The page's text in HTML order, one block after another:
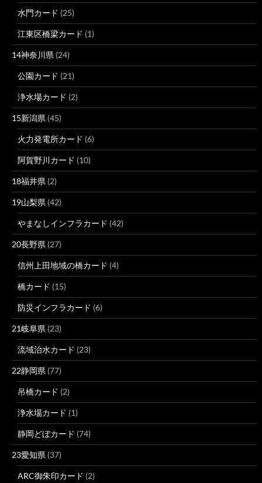
水門カード (25)
江東区橋梁カード (1)
14神奈川県 (24)
公園カード (21)
浄水場カード (2)
15新潟県 (45)
火力発電所カード (6)
阿賀野川カード (10)
18福井県 (2)
19山梨県 (42)
やまなしインフラカード (42)
20長野県 (27)
信州上田地域の橋カード (4)
橋カード (15)
防災インフラカード (6)
21岐阜県 (23)
流域治水カード (23)
22静岡県 (77)
吊橋カード (2)
浄水場カード (1)
静岡どぼカード (74)
23愛知県 (37)
ARC御朱印カード (2)